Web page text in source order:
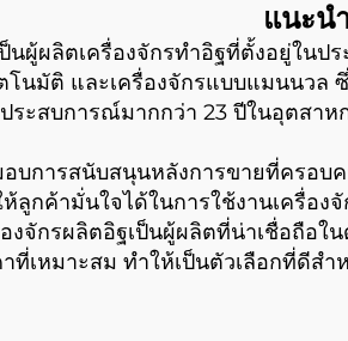
แนะน
นผู้ผลิตเครื่องจักรทำอิฐที่ตั้งอยู่ในป
นมัติ และเครื่องจักรแบบแมนนวล
ระสบการณ์มากกว่า 23 ปีในอุตสา
อบการสนับสนุนหลังการขายที่ครอ
ลูกค้ามั่นใจได้ในการใช้งานเครื่อง
งจักรผลิตอิฐเป็นผู้ผลิตที่น่าเชื่อถือ
หมาะสม ทำให้เป็นตัวเลือกที่ดีสำ